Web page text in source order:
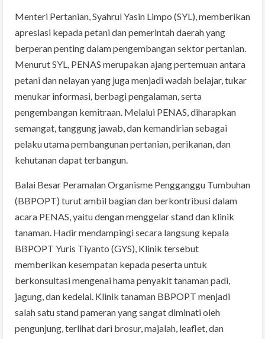
Menteri Pertanian, Syahrul Yasin Limpo (SYL), memberikan
apresiasi kepada petani dan pemerintah daerah yang
berperan penting dalam pengembangan sektor pertanian.
Menurut SYL, PENAS merupakan ajang pertemuan antara
petani dan nelayan yang juga menjadi wadah belajar, tukar
menukar informasi, berbagi pengalaman, serta
pengembangan kemitraan. Melalui PENAS, diharapkan
semangat, tanggung jawab, dan kemandirian sebagai
pelaku utama pembangunan pertanian, perikanan, dan
kehutanan dapat terbangun.
Balai Besar Peramalan Organisme Pengganggu Tumbuhan
(BBPOPT) turut ambil bagian dan berkontribusi dalam
acara PENAS, yaitu dengan menggelar stand dan klinik
tanaman. Hadir mendampingi secara langsung kepala
BBPOPT Yuris Tiyanto (GYS), Klinik tersebut
memberikan kesempatan kepada peserta untuk
berkonsultasi mengenai hama penyakit tanaman padi,
jagung, dan kedelai. Klinik tanaman BBPOPT menjadi
salah satu stand pameran yang sangat diminati oleh
pengunjung, terlihat dari brosur, majalah, leaflet, dan